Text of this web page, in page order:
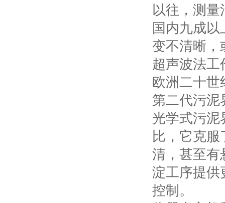
以往，测
国内九成
变不清晰，
超声波法工
欧洲二十
第二代污泥
光学式污泥
比，它克
清，甚至有
淀工序提供
控制。